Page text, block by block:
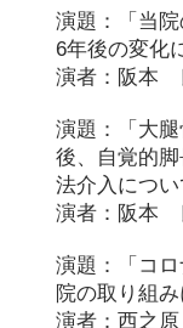
演題：「当
6年後の変化
演者：阪本
演題：「大
後、自覚的
法介入につい
演者：阪本
演題：「コ
院の取り組み
演者：西之